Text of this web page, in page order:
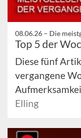
08.06.26 – Die
Top 5 der
Diese fünf
vergangene
Elling